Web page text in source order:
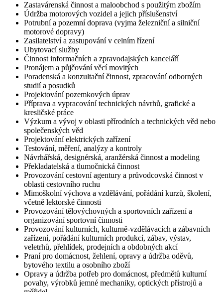
Zastavárenská činnost a maloobchod s použitým zbožím
Údržba motorových vozidel a jejich příslušenství
Potrubní a pozemní doprava (vyjma železniční a silniční
motorové dopravy)
Zasilatelství a zastupování v celním řízení
Ubytovací služby
Činnost informačních a zpravodajských kanceláří
Pronájem a půjčování věcí movitých
Poradenská a konzultační činnost, zpracování odborných
studií a posudků
Projektování pozemkových úprav
Příprava a vypracování technických návrhů, grafické a
kresličské práce
Výzkum a vývoj v oblasti přírodních a technických věd nebo
společenských věd
Projektování elektrických zařízení
Testování, měření, analýzy a kontroly
Návrhářská, designérská, aranžérská činnost a modeling
Překladatelská a tlumočnická činnost
Provozování cestovní agentury a průvodcovská činnost v
oblasti cestovního ruchu
Mimoškolní výchova a vzdělávání, pořádání kurzů, školení,
včetně lektorské činnosti
Provozování tělovýchovných a sportovních zařízení a
organizování sportovní činnosti
Provozování kulturních, kulturně-vzdělávacích a zábavních
zařízení, pořádání kulturních produkcí, zábav, výstav,
veletrhů, přehlídek, prodejních a obdobných akcí
Praní pro domácnost, žehlení, opravy a údržba oděvů,
bytového textilu a osobního zboží
Opravy a údržba potřeb pro domácnost, předmětů kulturní
povahy, výrobků jemné mechaniky, optických přístrojů a